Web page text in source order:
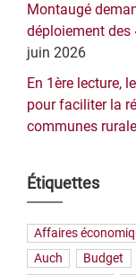
Montaugé
déploiement des
juin 2026
En 1ère lecture,
pour faciliter la
communes
Étiquettes
Affaires
Auch
Budget